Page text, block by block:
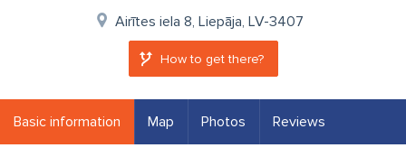
Airītes iela 8, Liepāja, LV-3407
How to get there?
Basic information Map Photos Reviews